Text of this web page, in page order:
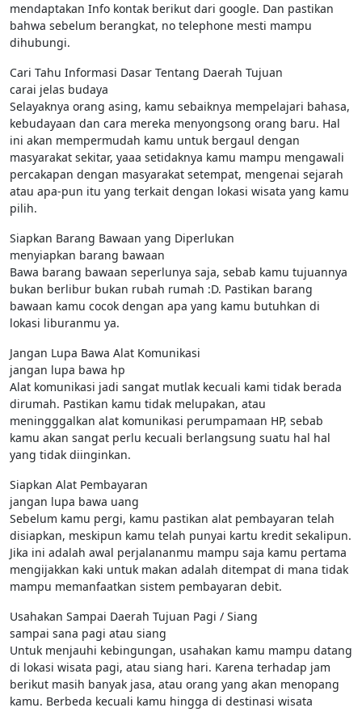
mendaptakan Info kontak berikut dari google. Dan pastikan
bahwa sebelum berangkat, no telephone mesti mampu
dihubungi.
Cari Tahu Informasi Dasar Tentang Daerah Tujuan
carai jelas budaya
Selayaknya orang asing, kamu sebaiknya mempelajari bahasa,
kebudayaan dan cara mereka menyongsong orang baru. Hal
ini akan mempermudah kamu untuk bergaul dengan
masyarakat sekitar, yaaa setidaknya kamu mampu mengawali
percakapan dengan masyarakat setempat, mengenai sejarah
atau apa-pun itu yang terkait dengan lokasi wisata yang kamu
pilih.
Siapkan Barang Bawaan yang Diperlukan
menyiapkan barang bawaan
Bawa barang bawaan seperlunya saja, sebab kamu tujuannya
bukan berlibur bukan rubah rumah :D. Pastikan barang
bawaan kamu cocok dengan apa yang kamu butuhkan di
lokasi liburanmu ya.
Jangan Lupa Bawa Alat Komunikasi
jangan lupa bawa hp
Alat komunikasi jadi sangat mutlak kecuali kami tidak berada
dirumah. Pastikan kamu tidak melupakan, atau
meningggalkan alat komunikasi perumpamaan HP, sebab
kamu akan sangat perlu kecuali berlangsung suatu hal hal
yang tidak diinginkan.
Siapkan Alat Pembayaran
jangan lupa bawa uang
Sebelum kamu pergi, kamu pastikan alat pembayaran telah
disiapkan, meskipun kamu telah punyai kartu kredit sekalipun.
Jika ini adalah awal perjalananmu mampu saja kamu pertama
mengijakkan kaki untuk makan adalah ditempat di mana tidak
mampu memanfaatkan sistem pembayaran debit.
Usahakan Sampai Daerah Tujuan Pagi / Siang
sampai sana pagi atau siang
Untuk menjauhi kebingungan, usahakan kamu mampu datang
di lokasi wisata pagi, atau siang hari. Karena terhadap jam
berikut masih banyak jasa, atau orang yang akan menopang
kamu. Berbeda kecuali kamu hingga di destinasi wisata